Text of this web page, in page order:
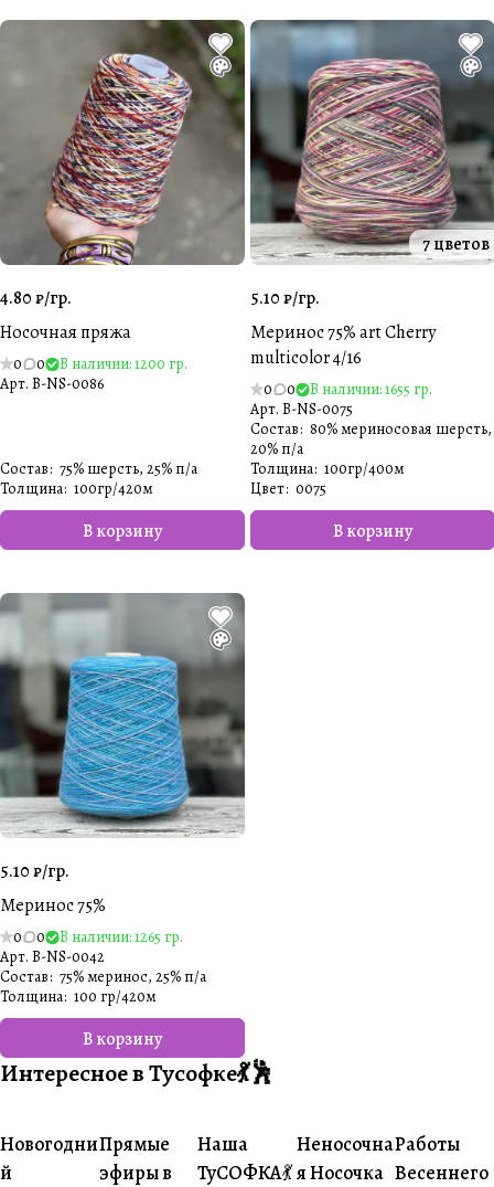
4.80 ₽/гр.
Носочная пряжа
0 0
В наличии: 1200 гр.
Арт. B-NS-0086
В корзину
Состав: 75% шерсть, 25% п/а
Толщина: 100гр/420м
7 цветов
5.10 ₽/гр.
Меринос 75% art Cherry
multicolor 4/16
0 0
В наличии: 1655 гр.
Арт. B-NS-0075
В корзину
Состав: 80% мериносовая шерсть,
20% п/а
Толщина: 100гр/400м
Цвет: 0075
5.10 ₽/гр.
Меринос 75%
0 0
В наличии: 1265 гр.
Арт. B-NS-0042
В корзину
Состав: 75% меринос, 25% п/а
Толщина: 100 гр/420м
Интересное в Тусофке💃🕺
#Совместники
Новогодни
й
#Житуха
Прямые
эфиры в
#Совместники
Наша
ТуСОФКА💃
#Ваше
творчество
Неносочна
я Носочка
#Ваше
Работы
Весеннего